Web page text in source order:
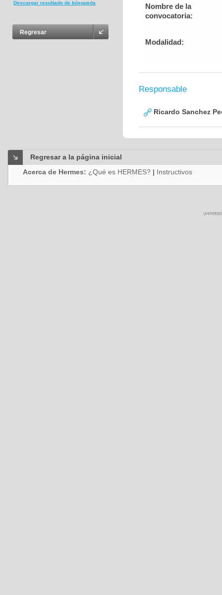
Descargar resultado de búsqueda
Regresar
Nombre de la
convocatoria:
Modalidad:
Responsable
Ricardo Sanchez
Regresar a la página inicial
Acerca de Hermes: ¿Qué es HERMES? | Instructivos